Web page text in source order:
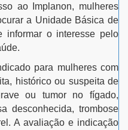
ao Implanon, mulheres
a Unidade Básica de
informar o interesse pelo
para mulheres com
histórico ou suspeita de
ou tumor no fígado,
desconhecida, trombose
A avaliação e indicação